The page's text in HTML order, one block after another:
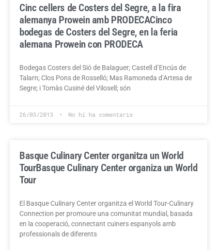
Cinc cellers de Costers del Segre, a la fira
alemanya Prowein amb PRODECACinco
bodegas de Costers del Segre, en la feria
alemana Prowein con PRODECA
Bodegas Costers del Sió de Balaguer; Castell d’Encús de
Talarn; Clos Pons de Rosselló; Mas Ramoneda d’Artesa de
Segre; i Tomàs Cusiné del Vilosell; són
26/03/2013 No hi ha comentaris
Basque Culinary Center organitza un World
TourBasque Culinary Center organiza un World
Tour
El Basque Culinary Center organitza el World Tour-Culinary
Connection per promoure una comunitat mundial, basada
en la cooperació, connectant cuiners espanyols amb
professionals de diferents